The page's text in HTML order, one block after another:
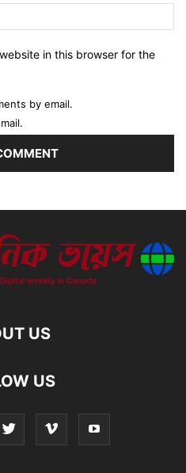
in this browser for the
by email.
US
US